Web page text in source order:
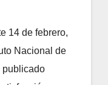
14 de febrero,
Nacional de
publicado